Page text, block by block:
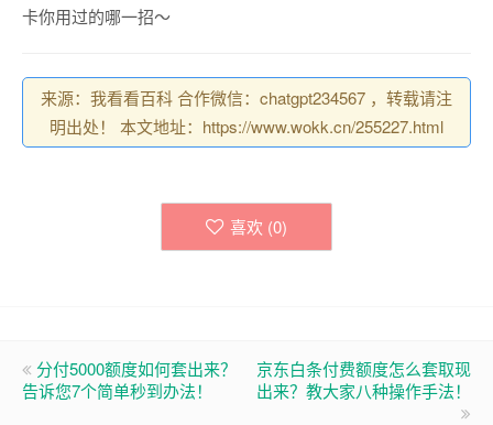
卡你用过的哪一招～
来源：我看看百科 合作微信：chatgpt234567 ，转载请注
明出处！ 本文地址：https://www.wokk.cn/255227.html
喜欢 (0)
分付5000额度如何套出来？
告诉您7个简单秒到办法！
京东白条付费额度怎么套取现
出来？教大家八种操作手法！